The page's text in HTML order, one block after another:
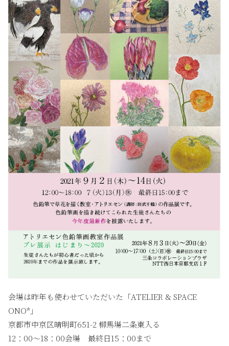
会場は昨年も使わせていただいた「ATELIER & SPACE
ONO*」
京都市中京区晴明町651-2 柳馬場二条東入る
12：00〜18：00会場 最終日15：00まで